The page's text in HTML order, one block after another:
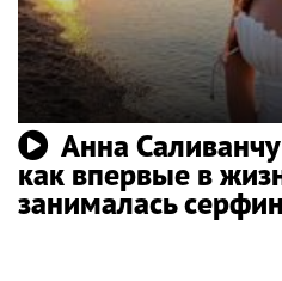
Анна
как впервые в
занималась